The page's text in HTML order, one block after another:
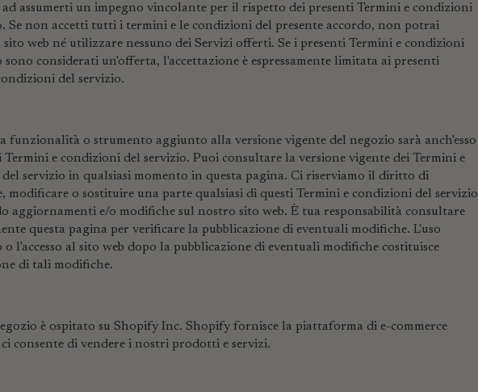
ad assumerti un impegno vincolante per il rispetto dei presenti Termini e condizioni
Se non accetti tutti i termini e le condizioni del presente accordo, non potrai
sito web né utilizzare nessuno dei Servizi offerti. Se i presenti Termini e condizioni
sono considerati un'offerta, l'accettazione è espressamente limitata ai presenti
del servizio.
funzionalità o strumento aggiunto alla versione vigente del negozio sarà anch'esso
Termini e condizioni del servizio. Puoi consultare la versione vigente dei Termini e
servizio in qualsiasi momento in questa pagina. Ci riserviamo il diritto di
modificare o sostituire una parte qualsiasi di questi Termini e condizioni del servizio
aggiornamenti e/o modifiche sul nostro sito web. È tua responsabilità consultare
questa pagina per verificare la pubblicazione di eventuali modifiche. L'uso
l'accesso al sito web dopo la pubblicazione di eventuali modifiche costituisce
di tali modifiche.
è ospitato su Shopify Inc. Shopify fornisce la piattaforma di e-commerce
consente di vendere i nostri prodotti e servizi.